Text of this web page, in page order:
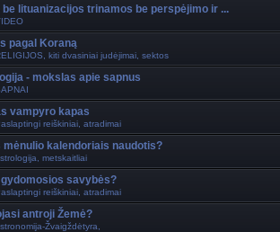
be lituanizacijos trinamos be perspėjimo ir ...
pagal Koraną
kiti dvasiniai judėjimai, sektos
- mokslas apie sapnus
vampyro kapas
reiškiniai, atradimai
mėnulio kalendoriais naudotis?
metskaitliai
savybės?
reiškiniai, atradimai
antroji Žemė?
Žvaigždėtyra,